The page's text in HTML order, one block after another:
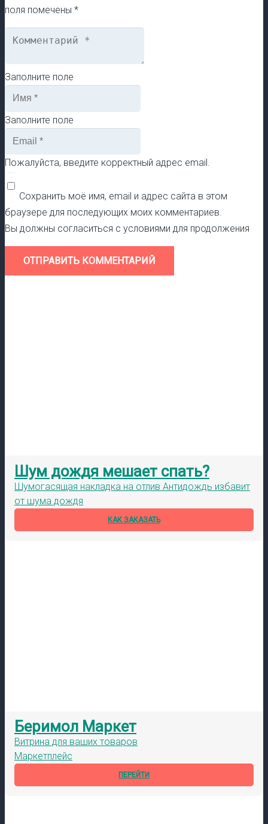
поля помечены *
Заполните поле
Заполните поле
Пожалуйста, введите корректный адрес email.
Сохранить моё имя, email и адрес сайта в этом
браузере для последующих моих комментариев.
Вы должны согласиться с условиями для продолжения
ОТПРАВИТЬ КОММЕНТАРИЙ
Шум дождя мешает спать?
Шумогасящая накладка на отлив Антидождь избавит
от шума дождя
КАК ЗАКАЗАТЬ
Беримол Маркет
Витрина для ваших товаров
Маркетплейс
ПЕРЕЙТИ